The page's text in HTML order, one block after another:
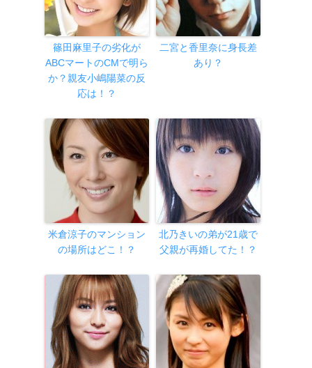
篠田麻里子の劣化が
ABCマートのCMで明ら
か？親友小嶋陽菜の反
応は！？
二宮と香里奈に身長差
あり？
米倉涼子のマンション
の場所はどこ！？
北乃きいの弟が21歳で
父親が再婚してた！？